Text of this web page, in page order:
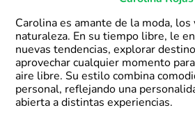
Carolina es amante de la moda, los
naturaleza. En su tiempo libre, le
nuevas tendencias, explorar
aprovechar cualquier momento
aire libre. Su estilo combina
personal, reflejando una
abierta a distintas experiencias.